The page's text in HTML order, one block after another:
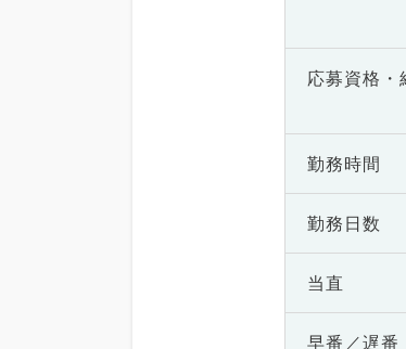
応募資格・
勤務時間
勤務日数
当直
早番／遅番